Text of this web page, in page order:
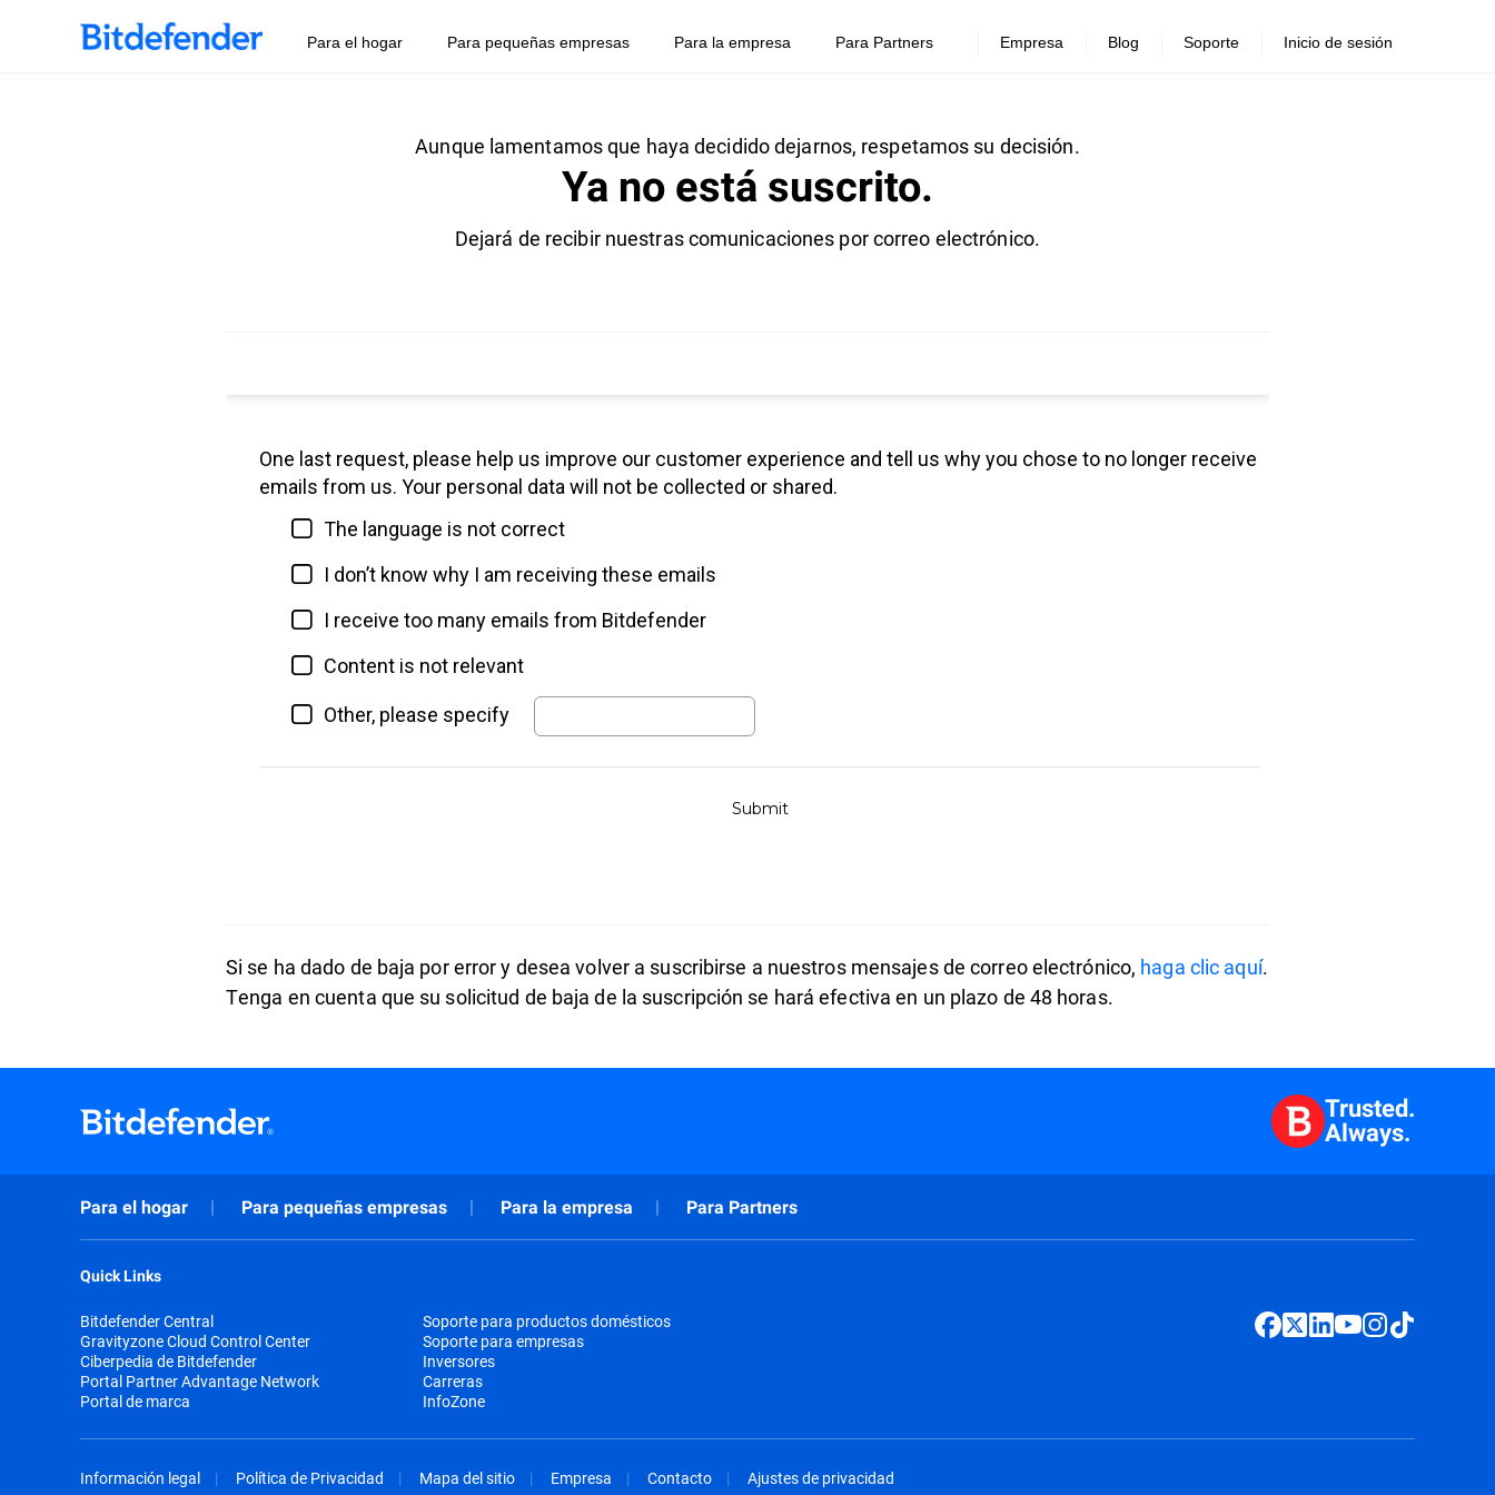
Para el hogar Para pequeñas empresas Para la empresa Para Partners Empresa Blog Soporte Inicio de sesión
Aunque lamentamos que haya decidido dejarnos, respetamos su decisión.
Ya no está suscrito.
Dejará de recibir nuestras comunicaciones por correo electrónico.
Si se ha dado de baja por error y desea volver a suscribirse a nuestros mensajes de correo electrónico, haga clic aquí.
Tenga en cuenta que su solicitud de baja de la suscripción se hará efectiva en un plazo de 48 horas.
Trusted.
Always.
Para el hogar Para pequeñas empresas Para la empresa Para Partners
Quick Links
Bitdefender Central
Gravityzone Cloud Control Center
Ciberpedia de Bitdefender
Portal Partner Advantage Network
Portal de marca
Soporte para productos domésticos
Soporte para empresas
Inversores
Carreras
InfoZone
Información legal Política de Privacidad Mapa del sitio Empresa Contacto Ajustes de privacidad